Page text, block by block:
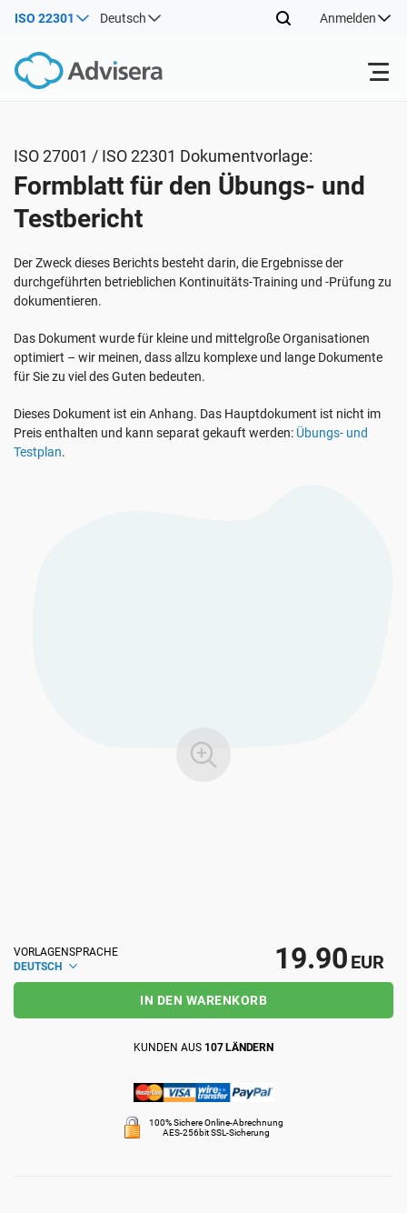
ISO 22301 Deutsch Anmelden
ISO 27001
DORA
ISO 42001
EU DSGVO
IATF 16949
AS9100
Kostenlose Ressourcen
Wo fängt man an
Sonstiges
Berater
IT und SaaS Unternehmen
Kritische Infrastruktur
Luft- und Raumfahrt
Automobilindustrie
Über uns
Kontakt
Demo Ansehen
ISO 27001 / ISO 22301 Dokumentvorlage:
Formblatt für den Übungs- und
Testbericht
Der Zweck dieses Berichts besteht darin, die Ergebnisse der
durchgeführten betrieblichen Kontinuitäts-Training und -Prüfung zu
dokumentieren.
Das Dokument wurde für kleine und mittelgroße Organisationen
optimiert – wir meinen, dass allzu komplexe und lange Dokumente
für Sie zu viel des Guten bedeuten.
Dieses Dokument ist ein Anhang. Das Hauptdokument ist nicht im
Preis enthalten und kann separat gekauft werden: Übungs- und
Testplan.
VORLAGENSPRACHE
DEUTSCH
19.90 EUR
IN DEN WARENKORB
KUNDEN AUS 107 LÄNDERN
100% Sichere Online-Abrechnung
AES-256bit SSL-Sicherung